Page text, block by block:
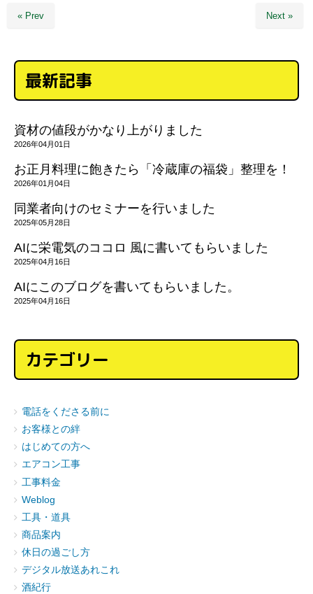
« Prev Next »
最新記事
資材の値段がかなり上がりました
2026年04月01日
お正月料理に飽きたら「冷蔵庫の福袋」整理を！
2026年01月04日
同業者向けのセミナーを行いました
2025年05月28日
AIに栄電気のココロ 風に書いてもらいました
2025年04月16日
AIにこのブログを書いてもらいました。
2025年04月16日
カテゴリー
電話をくださる前に
お客様との絆
はじめての方へ
エアコン工事
工事料金
Weblog
工具・道具
商品案内
休日の過ごし方
デジタル放送あれこれ
酒紀行